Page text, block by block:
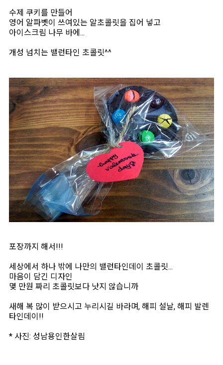
수제 쿠키를 만들어
영어 알파벳이 쓰여있는 알초콜릿을 집어 넣고
아이스크림 나무 바에...
개성 넘치는 밸런타인 초콜릿^^
포장까지 해서!!!
세상에서 하나 밖에 나만의 밸런타인데이 초콜릿...
마음이 담긴 디자인
몇 만원 짜리 초콜릿보다 낫지 않습니까
새해 복 많이 받으시고 누리시길 바라며, 해피 설날, 해피 발렌
타인데이!!
* 사진: 성남용인한살림